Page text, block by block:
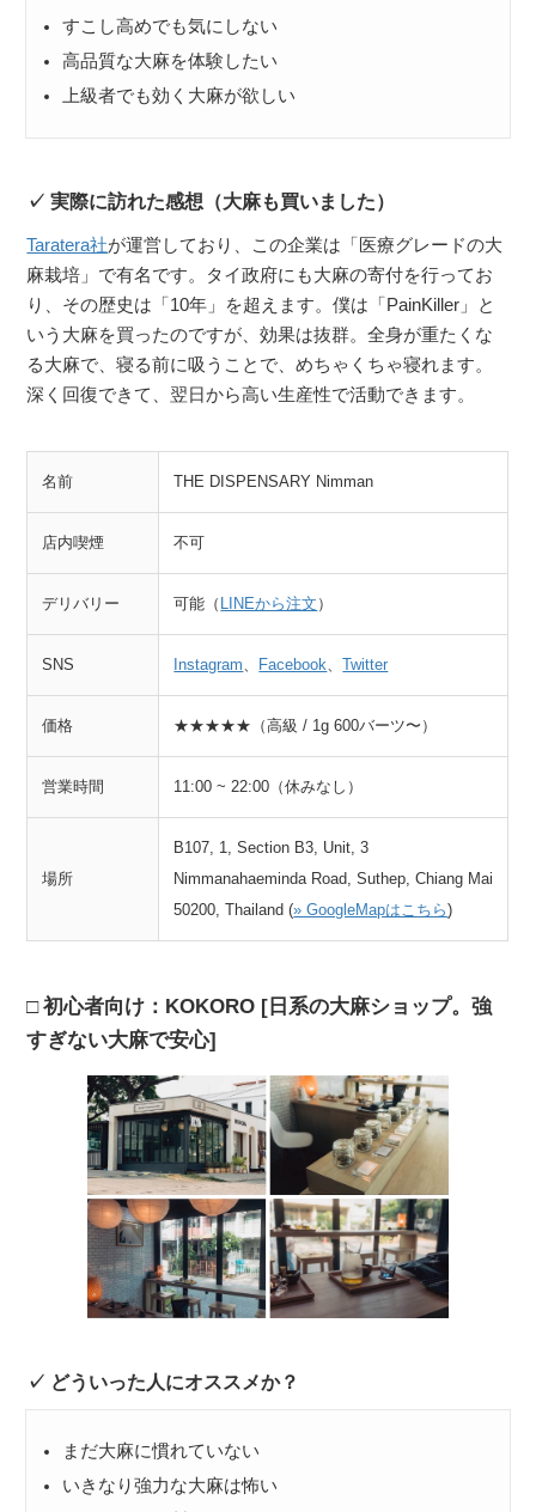
すこし高めでも気にしない
高品質な大麻を体験したい
上級者でも効く大麻が欲しい
実際に訪れた感想（大麻も買いました）
Taratera社が運営しており、この企業は「医療グレードの大
麻栽培」で有名です。タイ政府にも大麻の寄付を行ってお
り、その歴史は「10年」を超えます。僕は「PainKiller」と
いう大麻を買ったのですが、効果は抜群。全身が重たくな
る大麻で、寝る前に吸うことで、めちゃくちゃ寝れます。
深く回復できて、翌日から高い生産性で活動できます。
名前 THE DISPENSARY Nimman
店内喫煙 不可
デリバリー 可能（ LINEから注文 ）
SNS Instagram、 Facebook、Twitter
価格 ★★★★★（高級 / 1g 600バーツ〜）
営業時間 11:00 ~ 22:00（休みなし）
場所
B107, 1, Section B3, Unit, 3
Nimmanahaeminda Road, Suthep, Chiang Mai
50200, Thailand (» GoogleMapはこちら)
初心者向け：KOKORO [日系の大麻ショップ。強
すぎない大麻で安心]
どういった人にオススメか？
まだ大麻に慣れていない
いきなり強力な大麻は怖い